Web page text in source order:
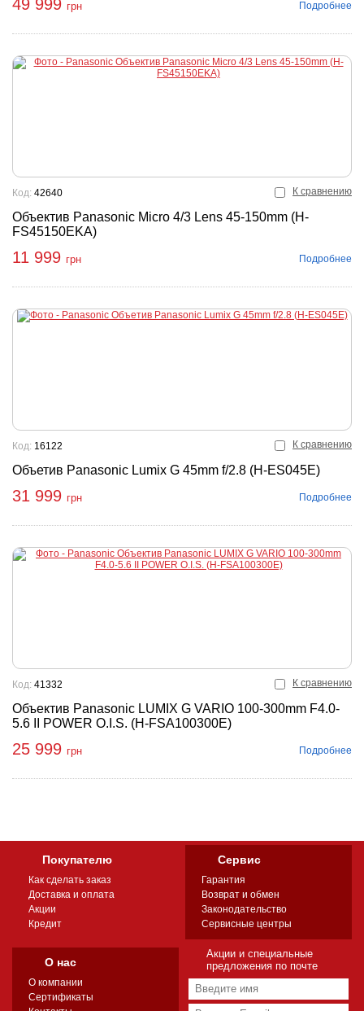
49 999 грн Подробнее
К сравнению
Объектив Panasonic Micro 4/3 Lens 45-150mm (H-
FS45150EKA)
Код: 42640
11 999 грн Подробнее
К сравнению
Объетив Panasonic Lumix G 45mm f/2.8 (H-ES045E)
Код: 16122
31 999 грн Подробнее
К сравнению
Объектив Panasonic LUMIX G VARIO 100-300mm F4.0-
5.6 II POWER O.I.S. (H-FSA100300E)
Код: 41332
25 999 грн Подробнее
Покупателю
Как сделать заказ
Доставка и оплата
Акции
Кредит
Сервис
Гарантия
Возврат и обмен
Законодательство
Сервисные центры
О нас
О компании
Сертификаты
Акции и специальные
предложения по почте